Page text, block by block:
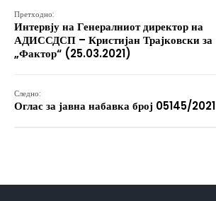
Претходно:
Интервју на Генералниот директор на
АДИССДСП – Кристијан Трајковски за
„Фактор“ (25.03.2021)
Следно:
Оглас за јавна набавка број 05145/2021